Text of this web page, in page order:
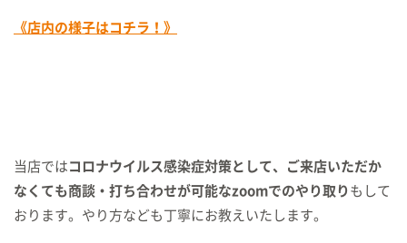
《店内の様子はコチラ！》
当店では コロナウイルス感染症対策として、ご来店いただか
なくても商談・打ち合わせが可能なzoomでのやり取り もして
おります。やり方なども丁寧にお教えいたします。